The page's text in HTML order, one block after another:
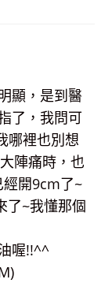
顯，是到醫
了，我問可
哪裡也別想
陣痛時，也
經開9cm了~
了~我懂那個
喔!!^^